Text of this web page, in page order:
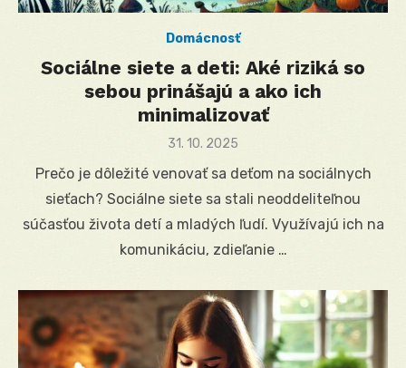
Domácnosť
Sociálne siete a deti: Aké riziká so
sebou prinášajú a ako ich
minimalizovať
Posted
31. 10. 2025
Prečo je dôležité venovať sa deťom na sociálnych
sieťach? Sociálne siete sa stali neoddeliteľnou
súčasťou života detí a mladých ľudí. Využívajú ich na
komunikáciu, zdieľanie …